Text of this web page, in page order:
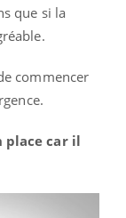
que si la
commencer
place car il